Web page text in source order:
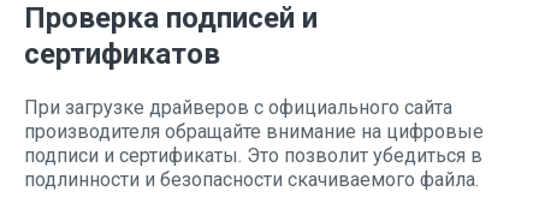
Проверка подписей и
сертификатов
При загрузке драйверов с официального сайта
производителя обращайте внимание на цифровые
подписи и сертификаты. Это позволит убедиться в
подлинности и безопасности скачиваемого файла.